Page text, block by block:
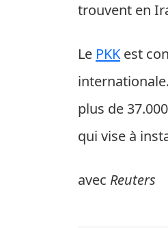
trouvent en
Le PKK est
plus de
qui vise à
avec Reuters